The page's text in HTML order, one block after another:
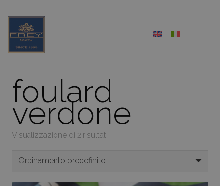
foulard
verdone
Visualizzazione di 2 risultati